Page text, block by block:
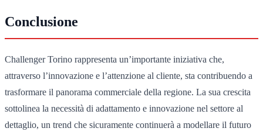
Conclusione
Challenger Torino rappresenta un’importante iniziativa che,
attraverso l’innovazione e l’attenzione al cliente, sta contribuendo a
trasformare il panorama commerciale della regione. La sua crescita
sottolinea la necessità di adattamento e innovazione nel settore al
dettaglio, un trend che sicuramente continuerà a modellare il futuro